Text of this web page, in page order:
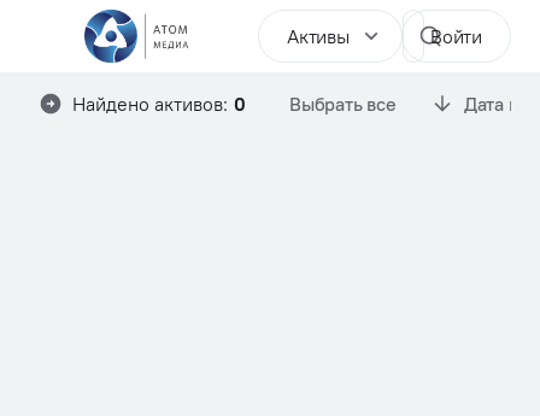
Активы Войти
Найдено активов: 0 Выбрать все Дата